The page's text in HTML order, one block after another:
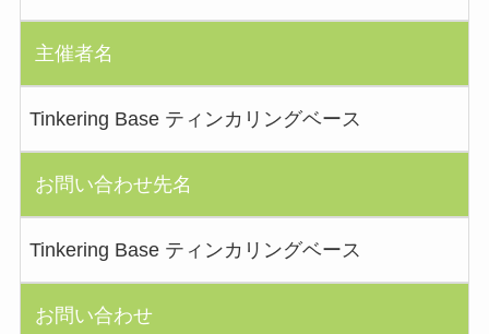
主催者名
Tinkering Base ティンカリングベース
お問い合わせ先名
Tinkering Base ティンカリングベース
お問い合わせ